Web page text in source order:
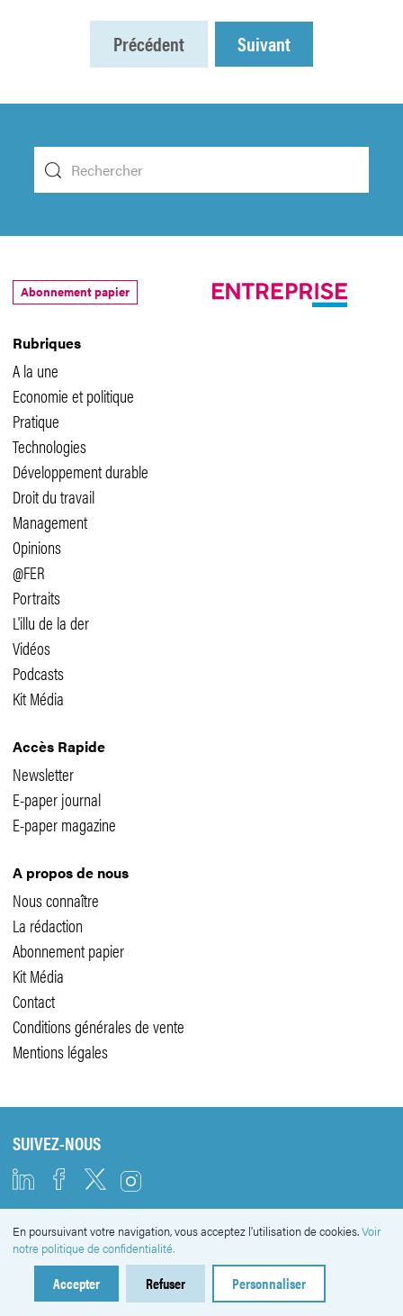
Précédent Suivant
Rubriques
A la une
Economie et politique
Pratique
Technologies
Développement durable
Droit du travail
Management
Opinions
@FER
Portraits
L'illu de la der
Vidéos
Podcasts
Kit Média
Accès Rapide
Newsletter
E-paper journal
E-paper magazine
A propos de nous
Nous connaître
La rédaction
Abonnement papier
Kit Média
Contact
Conditions générales de vente
Mentions légales
Abonnement papier
SUIVEZ-NOUS
NEWSLETTER
En poursuivant votre navigation, vous acceptez l'utilisation de cookies.Voir
notre politique de confidentialité.
Accepter Refuser Personnaliser